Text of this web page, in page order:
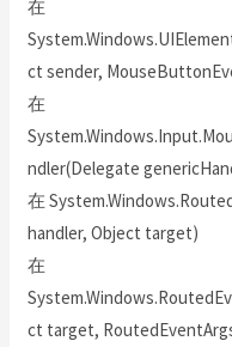
在
ct sender,
在
ndler(Delegate
在
handler, Object target)
在
ct target,